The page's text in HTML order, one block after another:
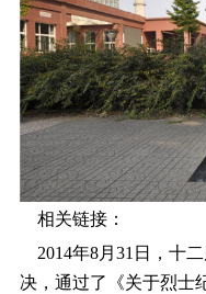
相关链接：
2014年8月31日，十
决，通过了《关于烈士